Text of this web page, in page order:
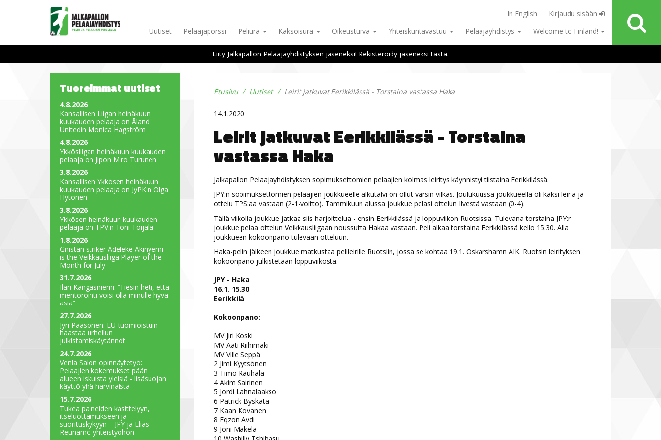
In English
Kirjaudu sisään
Uutiset
Pelaajapörssi Peliura Kaksoisura Oikeusturva Yhteiskuntavastuu Pelaajayhdistys Welcome to Finland!
Liity Jalkapallon Pelaajayhdistyksen jäseneksi! Rekisteröidy jäseneksi tästä.
Etusivu Uutiset Leirit jatkuvat Eerikkilässä - Torstaina vastassa Haka
14.1.2020
Leirit jatkuvat Eerikkilässä - Torstaina
vastassa Haka
Jalkapallon Pelaajayhdistyksen sopimuksettomien pelaajien kolmas leiritys käynnistyi tiistaina Eerikkilässä.
JPY:n sopimuksettomien pelaajien joukkueelle alkutalvi on ollut varsin vilkas. Joulukuussa joukkueella oli kaksi leiriä ja
ottelu TPS:aa vastaan (2-1-voitto). Tammikuun alussa joukkue pelasi ottelun Ilvestä vastaan (0-4).
Tällä viikolla joukkue jatkaa siis harjoittelua - ensin Eerikkilässä ja loppuviikon Ruotsissa. Tulevana torstaina JPY:n
joukkue pelaa ottelun Veikkausliigaan noussutta Hakaa vastaan. Peli alkaa torstaina Eerikkilässä kello 15.30. Alla
joukkueen kokoonpano tulevaan otteluun.
Haka-pelin jälkeen joukkue matkustaa pelileirille Ruotsiin, jossa se kohtaa 19.1. Oskarshamn AIK. Ruotsin leirityksen
kokoonpano julkistetaan loppuviikosta.
JPY - Haka
16.1. 15.30
Eerikkilä
Kokoonpano:
MV Jiri Koski
MV Aati Riihimäki
MV Ville Seppä
2 Jimi Kyytsönen
3 Timo Rauhala
4 Akim Sairinen
5 Jordi Lahnalaakso
6 Patrick Byskata
7 Kaan Kovanen
8 Eqzon Avdi
9 Joni Mäkelä
Tuoreimmat uutiset
4.8.2026
Kansallisen Liigan heinäkuun
kuukauden pelaaja on Åland
Unitedin Monica Hagström
4.8.2026
Ykkösliigan heinäkuun kuukauden
pelaaja on Jipon Miro Turunen
3.8.2026
Kansallisen Ykkösen heinäkuun
kuukauden pelaaja on JyPK:n Olga
Hytönen
3.8.2026
Ykkösen heinäkuun kuukauden
pelaaja on TPV:n Toni Toijala
1.8.2026
Gnistan striker Adeleke Akinyemi
is the Veikkausliiga Player of the
Month for July
31.7.2026
Ilari Kangasniemi: “Tiesin heti, että
mentorointi voisi olla minulle hyvä
asia”
27.7.2026
Jyri Paasonen: EU-tuomioistuin
haastaa urheilun
julkistamiskäytännöt
24.7.2026
Venla Salon opinnäytetyö:
Pelaajien kokemukset pään
alueen iskuista yleisiä - lisäsuojan
käyttö yhä harvinaista
15.7.2026
Tukea paineiden käsittelyyn,
itseluottamukseen ja
suorituskykyyn – JPY ja Elias
Reunamo yhteistyöhön